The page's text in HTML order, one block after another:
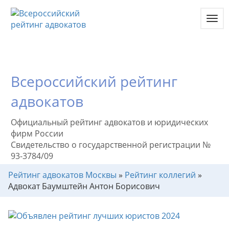
Всероссийский рейтинг
адвокатов
Официальный рейтинг адвокатов и юридических
фирм России
Свидетельство о государственной регистрации №
93-3784/09
Рейтинг адвокатов Москвы » Рейтинг коллегий »
Адвокат Баумштейн Антон Борисович